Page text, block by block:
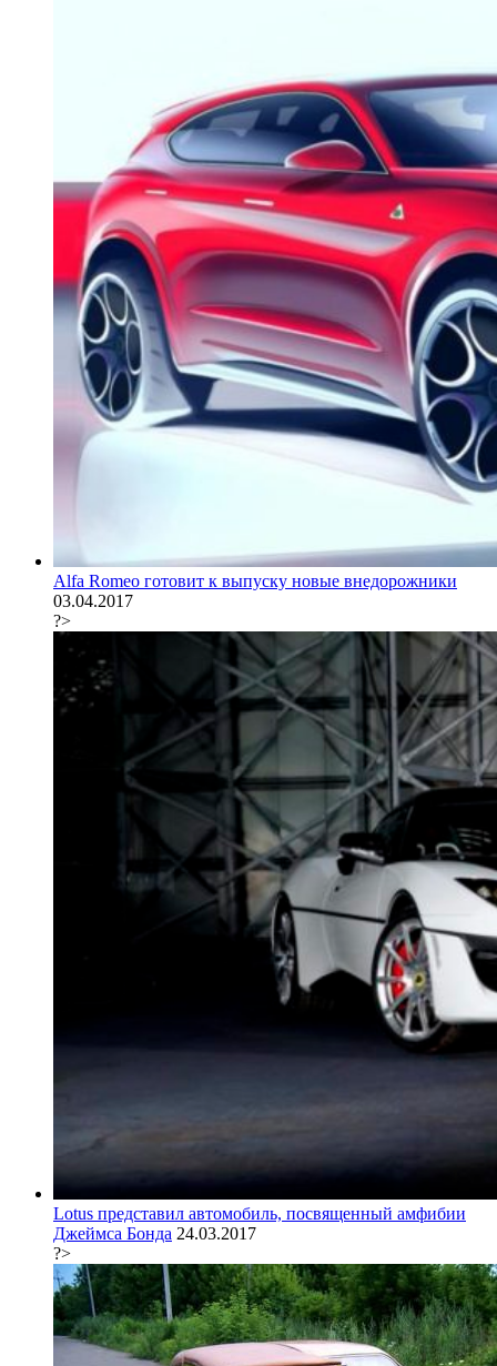
Alfa Romeo готовит к выпуску новые внедорожники
03.04.2017
?>
Lotus представил автомобиль, посвященный амфибии
Джеймса Бонда 24.03.2017
?>